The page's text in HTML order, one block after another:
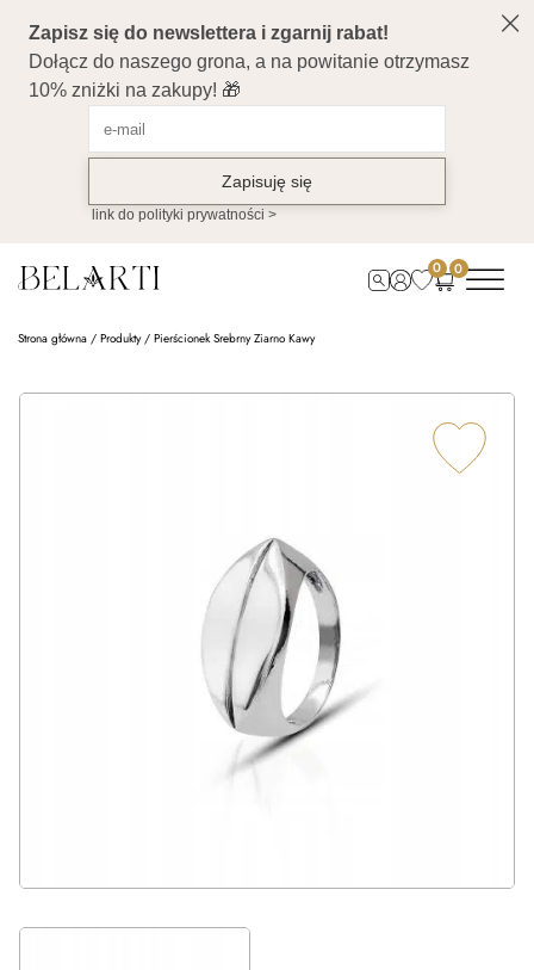
0 0
Strona główna / Produkty/ Pierścionek Srebrny Ziarno Kawy